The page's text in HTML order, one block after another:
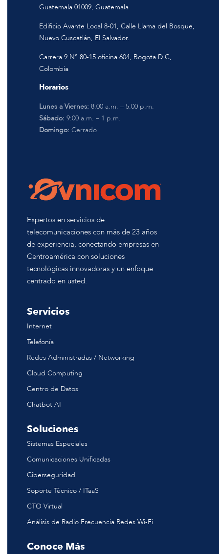
Guatemala 01009, Guatemala
Edificio Avante Local 8-01, Calle Llama del Bosque,
Nuevo Cuscatlán, El Salvador.
Carrera 9 N° 80-15 oficina 604, Bogota D.C,
Colombia
Horarios
Lunes a Viernes: 8:00 a.m. – 5:00 p.m.
Sábado: 9:00 a.m. – 1 p.m.
Domingo: Cerrado
Expertos en servicios de
telecomunicaciones con más de 23 años
de experiencia, conectando empresas en
Centroamérica con soluciones
tecnológicas innovadoras y un enfoque
centrado en usted.
Servicios
Internet
Telefonía
Redes Administradas / Networking
Cloud Computing
Centro de Datos
Chatbot AI
Soluciones
Sistemas Especiales
Comunicaciones Unificadas
Ciberseguridad
Soporte Técnico / ITaaS
CTO Virtual
Análisis de Radio Frecuencia Redes Wi-Fi
Conoce Más